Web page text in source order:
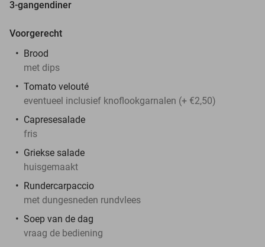
3-gangendiner
Voorgerecht
Brood
met dips
Tomato velouté
eventueel inclusief knoflookgarnalen (+ €2,50)
Capresesalade
fris
Griekse salade
huisgemaakt
Rundercarpaccio
met dungesneden rundvlees
Soep van de dag
vraag de bediening